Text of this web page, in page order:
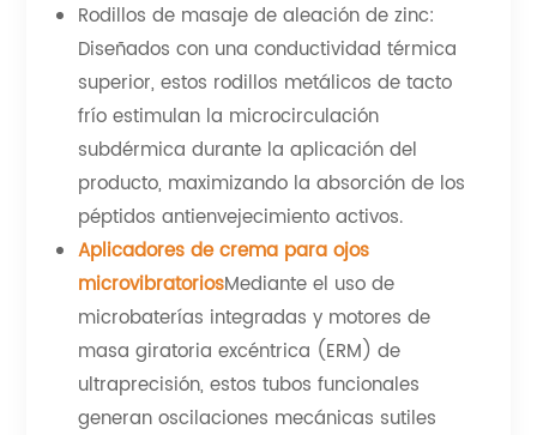
Rodillos de masaje de aleación de zinc:
Diseñados con una conductividad térmica
superior, estos rodillos metálicos de tacto
frío estimulan la microcirculación
subdérmica durante la aplicación del
producto, maximizando la absorción de los
péptidos antienvejecimiento activos.
Aplicadores de crema para ojos
microvibratoriosMediante el uso de
microbaterías integradas y motores de
masa giratoria excéntrica (ERM) de
ultraprecisión, estos tubos funcionales
generan oscilaciones mecánicas sutiles